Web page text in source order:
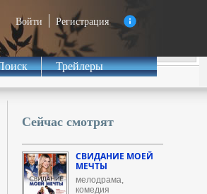
Войти Регистрация
Трейлеры
Сейчас смотрят
СВИДАНИЕ МОЕЙ
МЕЧТЫ
мелодрама,
комедия